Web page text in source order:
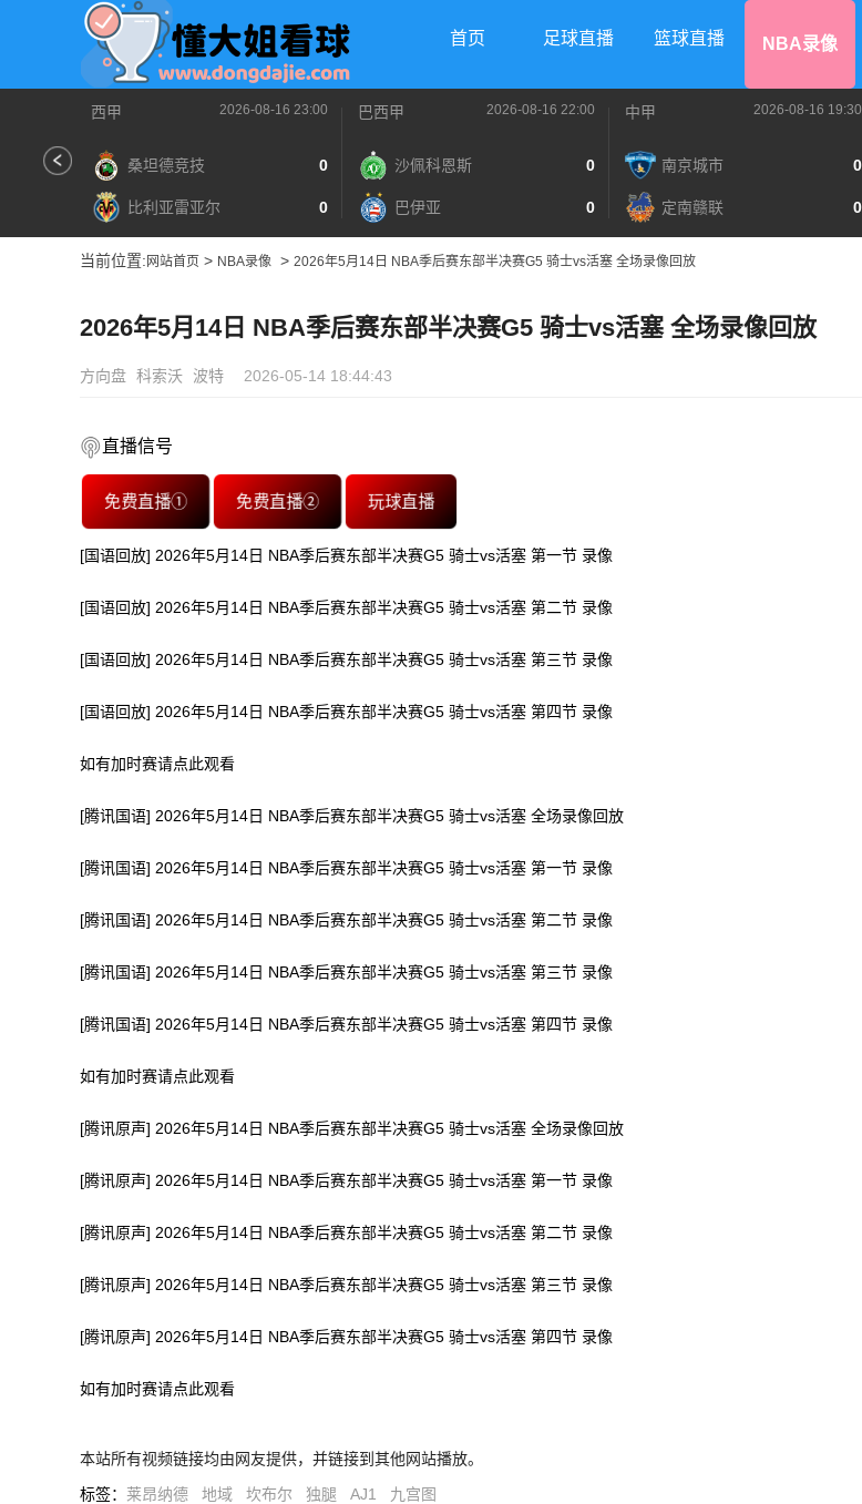
首页 足球直播 篮球直播 NBA录像
西甲 2026-08-16 23:00
桑坦德竞技 0
比利亚雷亚尔 0
巴西甲 2026-08-16 22:00
沙佩科恩斯 0
巴伊亚 0
中甲 2026-08-16 19:30
南京城市 0
定南赣联 0
当前位置: 网站首页 > NBA录像 > 2026年5月14日 NBA季后赛东部半决赛G5 骑士vs活塞 全场录像回放
2026年5月14日 NBA季后赛东部半决赛G5 骑士vs活塞 全场录像回放
方向盘 科索沃 波特 2026-05-14 18:44:43
直播信号
免费直播① 免费直播② 玩球直播
[国语回放] 2026年5月14日 NBA季后赛东部半决赛G5 骑士vs活塞 第一节 录像
[国语回放] 2026年5月14日 NBA季后赛东部半决赛G5 骑士vs活塞 第二节 录像
[国语回放] 2026年5月14日 NBA季后赛东部半决赛G5 骑士vs活塞 第三节 录像
[国语回放] 2026年5月14日 NBA季后赛东部半决赛G5 骑士vs活塞 第四节 录像
如有加时赛请点此观看
[腾讯国语] 2026年5月14日 NBA季后赛东部半决赛G5 骑士vs活塞 全场录像回放
[腾讯国语] 2026年5月14日 NBA季后赛东部半决赛G5 骑士vs活塞 第一节 录像
[腾讯国语] 2026年5月14日 NBA季后赛东部半决赛G5 骑士vs活塞 第二节 录像
[腾讯国语] 2026年5月14日 NBA季后赛东部半决赛G5 骑士vs活塞 第三节 录像
[腾讯国语] 2026年5月14日 NBA季后赛东部半决赛G5 骑士vs活塞 第四节 录像
如有加时赛请点此观看
[腾讯原声] 2026年5月14日 NBA季后赛东部半决赛G5 骑士vs活塞 全场录像回放
[腾讯原声] 2026年5月14日 NBA季后赛东部半决赛G5 骑士vs活塞 第一节 录像
[腾讯原声] 2026年5月14日 NBA季后赛东部半决赛G5 骑士vs活塞 第二节 录像
[腾讯原声] 2026年5月14日 NBA季后赛东部半决赛G5 骑士vs活塞 第三节 录像
[腾讯原声] 2026年5月14日 NBA季后赛东部半决赛G5 骑士vs活塞 第四节 录像
如有加时赛请点此观看
本站所有视频链接均由网友提供，并链接到其他网站播放。
标签： 莱昂纳德 地域 坎布尔 独腿 AJ1 九宫图